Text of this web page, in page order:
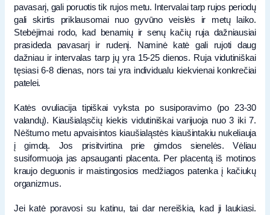
pavasarį, gali poruotis tik rujos metu. Intervalai tarp rujos periodų
gali skirtis priklausomai nuo gyvūno veislės ir metų laiko.
Stebėjimai rodo, kad benamių ir senų kačių ruja dažniausiai
prasideda pavasarį ir rudenį. Naminė katė gali rujoti daug
dažniau ir intervalas tarp jų yra 15-25 dienos. Ruja vidutiniškai
tęsiasi 6-8 dienas, nors tai yra individualu kiekvienai konkrečiai
patelei.
Katės ovuliacija tipiškai vyksta po susiporavimo (po 23-30
valandų). Kiaušialąsčių kiekis vidutiniškai varijuoja nuo 3 iki 7.
Nėštumo metu apvaisintos kiaušialąstės kiaušintakiu nukeliauja
į gimdą. Jos prisitvirtina prie gimdos sienelės. Vėliau
susiformuoja jas apsauganti placenta. Per placentą iš motinos
kraujo deguonis ir maistingosios medžiagos patenka į kačiukų
organizmus.
Jei katė poravosi su katinu, tai dar nereiškia, kad ji laukiasi.